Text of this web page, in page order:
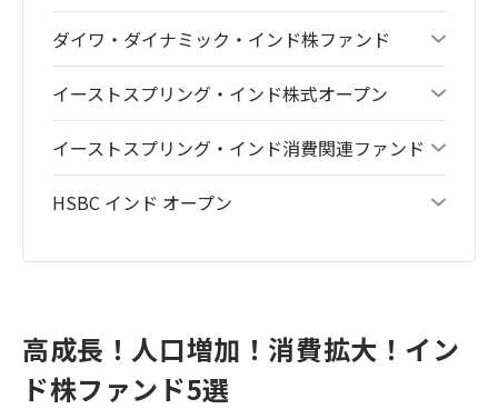
ダイワ・ダイナミック・インド株ファンド
イーストスプリング・インド株式オープン
イーストスプリング・インド消費関連ファンド
HSBC インド オープン
高成長！人口増加！消費拡大！イン
ド株ファンド5選